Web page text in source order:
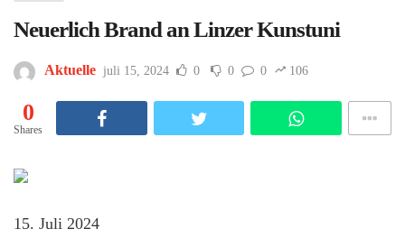
Neuerlich Brand an Linzer Kunstuni
Aktuelle juli 15, 2024 0 0 0 106
0
Shares
15. Juli 2024